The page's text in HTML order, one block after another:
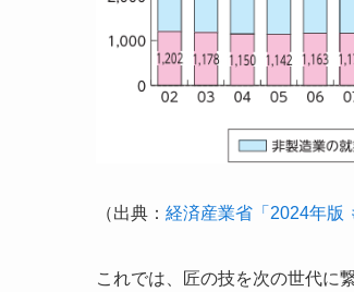
（出典： 経済産業省「2024年版
これでは、匠の技を次の世代に